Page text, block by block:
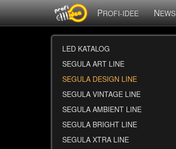
PROFI-IDEE NEWS
LED KATALOG
SEGULA ART LINE
SEGULA DESIGN LINE
SEGULA VINTAGE LINE
SEGULA AMBIENT LINE
SEGULA BRIGHT LINE
SEGULA XTRA LINE